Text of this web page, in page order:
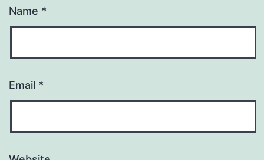
Name *
Email *